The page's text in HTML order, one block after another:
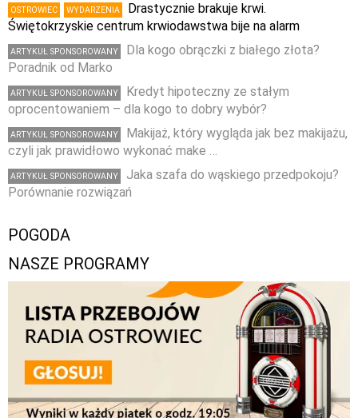
OSTROWIEC WYDARZENIA
Drastycznie brakuje krwi.
Świętokrzyskie centrum krwiodawstwa bije na alarm
ARTYKUŁ SPONSOROWANY
Dla kogo obrączki z białego złota?
Poradnik od Marko
ARTYKUŁ SPONSOROWANY
Kredyt hipoteczny ze stałym
oprocentowaniem – dla kogo to dobry wybór?
ARTYKUŁ SPONSOROWANY
Makijaż, który wygląda jak bez makijażu,
czyli jak prawidłowo wykonać make …
ARTYKUŁ SPONSOROWANY
Jaka szafa do wąskiego przedpokoju?
Porównanie rozwiązań
POGODA
NASZE PROGRAMY